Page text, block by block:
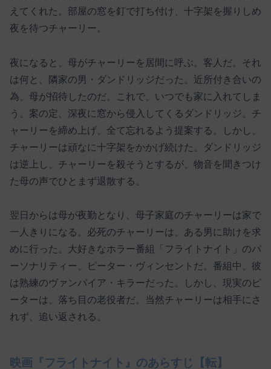
えてくれた。部屋の窓を釘で打ち付け、十字架を握りしめ
夜を待つチャーリー。
夜になると、母がチャーリーを居間に呼ぶ。客人だ。それ
は何と、隣家の男・ダンドリッジだった。近所付き合いの
為、母が招待したのだ。これで、いつでも家に入れてしま
う。案の定、深夜に窓から侵入してくるダンドリッジ。チ
ャーリーを締め上げ、全て忘れるよう提案する。しかし、
チャーリーは頑なに十字架をかかげ続けた。ダンドリッジ
は逆上し、チャーリーを殺そうとするが、物音を聞きつけ
た母の声でひとまず退散する。
翌日からは母が夜勤となり、母子家庭のチャーリーは家で
一人きりになる。必死のチャーリーは、ある男に助けを求
めに行った。大好きなホラー番組「フライトナイト」のパ
ーソナリティー、ピーター・ヴィンセントだ。番組中、彼
は熟練のヴァンパイア・キラーだった。しかし、現実のピ
ーターは、落ち目の老役者だ。当然チャーリーは相手にさ
れず、追い返される。
映画『フライトナイト』のあらすじ【転】